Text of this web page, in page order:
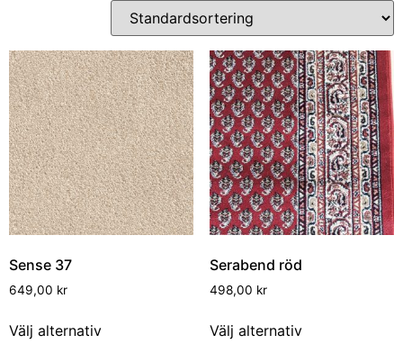
Sense 37
649,00 kr
Välj alternativ
Serabend röd
498,00 kr
Välj alternativ